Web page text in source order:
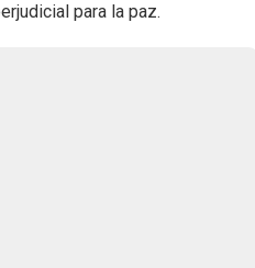
para la paz.